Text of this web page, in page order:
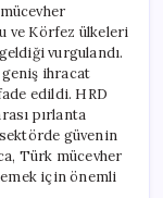
ve Körfez ülkeleri
vurgulandı.
ihracat
edildi. HRD
pırlanta
güvenin
Türk mücevher
için önemli